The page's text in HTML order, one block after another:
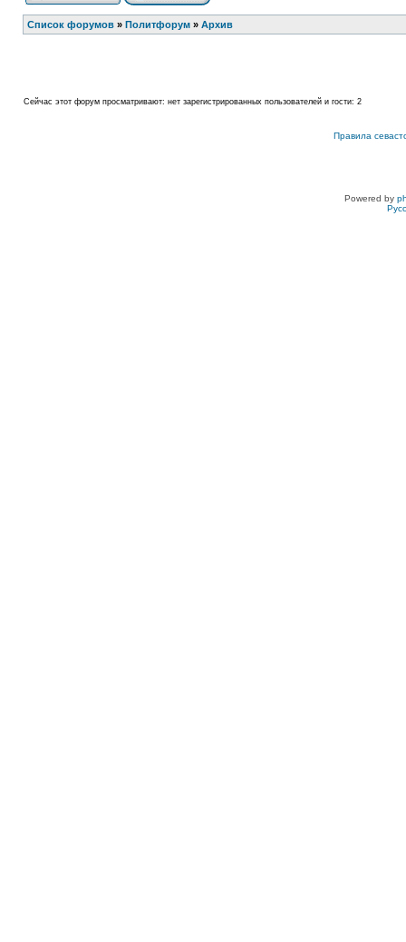
Список форумов » Политфорум » Архив
Сейчас этот форум просматривают: нет зарегистрированных пользователей и гости: 2
Правила
Powered by